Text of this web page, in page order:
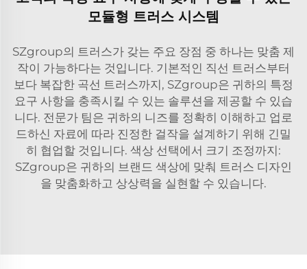
모듈형 트러스 시스템
SZgroup의 트러스가 갖는 주요 장점 중 하나는 맞춤 제
작이 가능하다는 것입니다. 기본적인 직선 트러스부터
보다 복잡한 곡선 트러스까지, SZgroup은 귀하의 특정
요구 사항을 충족시킬 수 있는 솔루션을 제공할 수 있습
니다. 전문가 팀은 귀하의 니즈를 정확히 이해하고 업로
드하신 자료에 따라 진정한 걸작을 설계하기 위해 긴밀
히 협업할 것입니다. 색상 선택에서 크기 조정까지:
SZgroup은 귀하의 브랜드 색상에 맞춰 트러스 디자인
을 맞춤화하고 상상력을 실현할 수 있습니다.